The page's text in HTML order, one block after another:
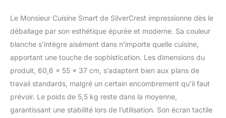
hebdomadaire,
suggestions de recettes
personnalisées, critères
de filtrage améliorés.
600 recettes prêtes à
l'emploi avec instructions
étape par étape (langue
anglaise non d).
Le Monsieur Cuisine Smart de SilverCrest impressionne dès le
déballage par son esthétique épurée et moderne. Sa couleur
blanche s’intègre aisément dans n’importe quelle cuisine,
apportant une touche de sophistication. Les dimensions du
produit, 60,6 x 55 x 37 cm, s’adaptent bien aux plans de
travail standards, malgré un certain encombrement qu’il faut
prévoir. Le poids de 5,5 kg reste dans la moyenne,
garantissant une stabilité lors de l’utilisation. Son écran tactile